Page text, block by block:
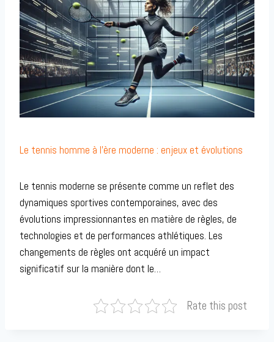
Le tennis homme à l’ère moderne : enjeux et évolutions
Le tennis moderne se présente comme un reflet des
dynamiques sportives contemporaines, avec des
évolutions impressionnantes en matière de règles, de
technologies et de performances athlétiques. Les
changements de règles ont acquéré un impact
significatif sur la manière dont le…
Rate this post